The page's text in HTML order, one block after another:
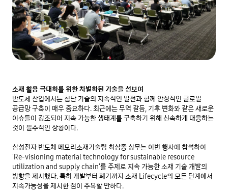
소재 활용 극대화를 위한 차별화된 기술을 선보여
반도체 산업에서는 첨단 기술의 지속적인 발전과 함께 안정적인 글로벌
공급망 구축이 매우 중요하다. 최근에는 무역 갈등, 기후 변화와 같은 새로운
이슈들이 강조되어 지속 가능한 생태계를 구축하기 위해 신속하게 대응하는
것이 필수적인 상황이다.
삼성전자 반도체 메모리소재기술팀 최삼종 상무는 이번 행사에 참석하여
'Re-visioning material technology for sustainable resource
utilization and supply chain'를 주제로 지속 가능한 소재 기술 개발의
방향을 제시했다. 특히 개발부터 폐기까지 소재 Lifecycle의 모든 단계에서
지속가능성을 제시한 점이 주목할 만하다.